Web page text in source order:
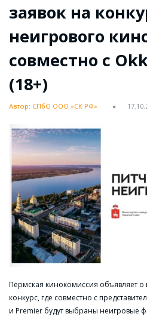
заявок на
неигрового
совместно с
(18+)
Автор: СПбО ООО «СК РФ»
Пермская кинокомиссия объявляет о
конкурс, где совместно с
и Premier будут выбраны неигровые